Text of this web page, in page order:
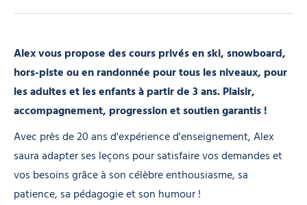
Alex vous propose des cours privés en ski, snowboard,
hors-piste ou en randonnée pour tous les niveaux, pour
les adultes et les enfants à partir de 3 ans. Plaisir,
accompagnement, progression et soutien garantis !
Avec près de 20 ans d'expérience d'enseignement, Alex
saura adapter ses leçons pour satisfaire vos demandes et
vos besoins grâce à son célèbre enthousiasme, sa
patience, sa pédagogie et son humour !